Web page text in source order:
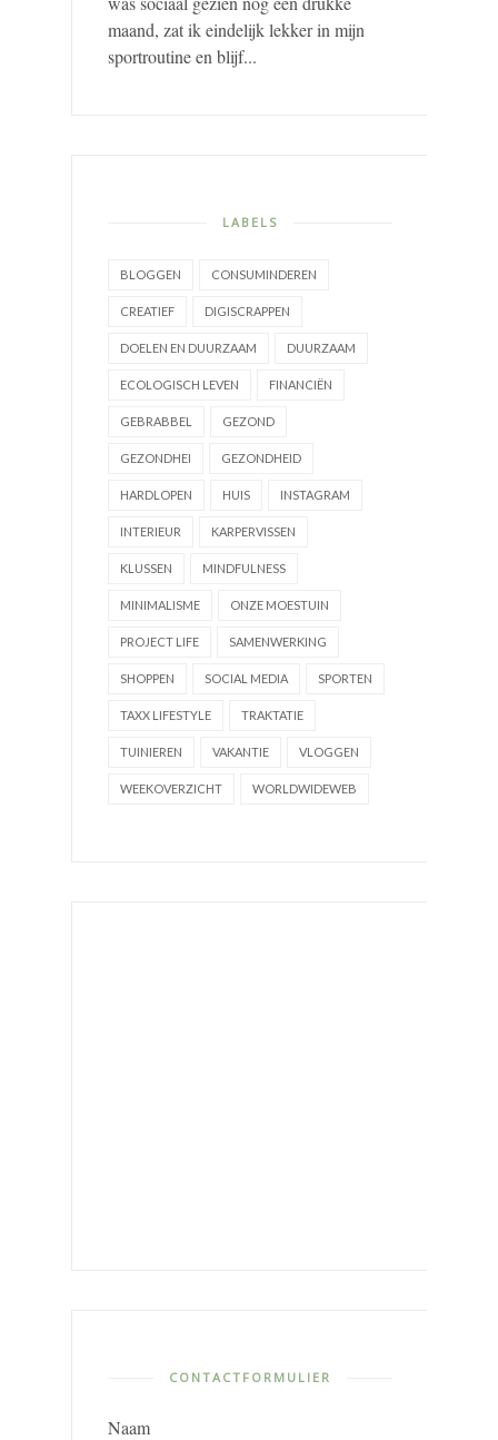
maand, zat ik eindelijk lekker in mijn
sportroutine en blijf...
LABELS
BLOGGEN CONSUMINDEREN
CREATIEF DIGISCRAPPEN
DOELEN EN DUURZAAM DUURZAAM
ECOLOGISCH LEVEN FINANCIËN
GEBRABBEL GEZOND
GEZONDHEI GEZONDHEID
HARDLOPEN HUIS INSTAGRAM
INTERIEUR KARPERVISSEN
KLUSSEN MINDFULNESS
MINIMALISME ONZE MOESTUIN
PROJECT LIFE SAMENWERKING
SHOPPEN SOCIAL MEDIA SPORTEN
TAXX LIFESTYLE TRAKTATIE
TUINIEREN VAKANTIE VLOGGEN
WEEKOVERZICHT WORLDWIDEWEB
CONTACTFORMULIER
Naam